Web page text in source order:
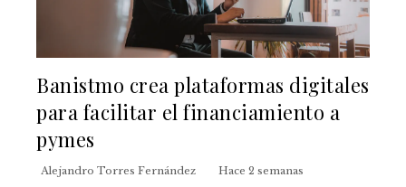
Banistmo crea plataformas digitales
para facilitar el financiamiento a
pymes
Alejandro Torres Fernández Hace 2 semanas